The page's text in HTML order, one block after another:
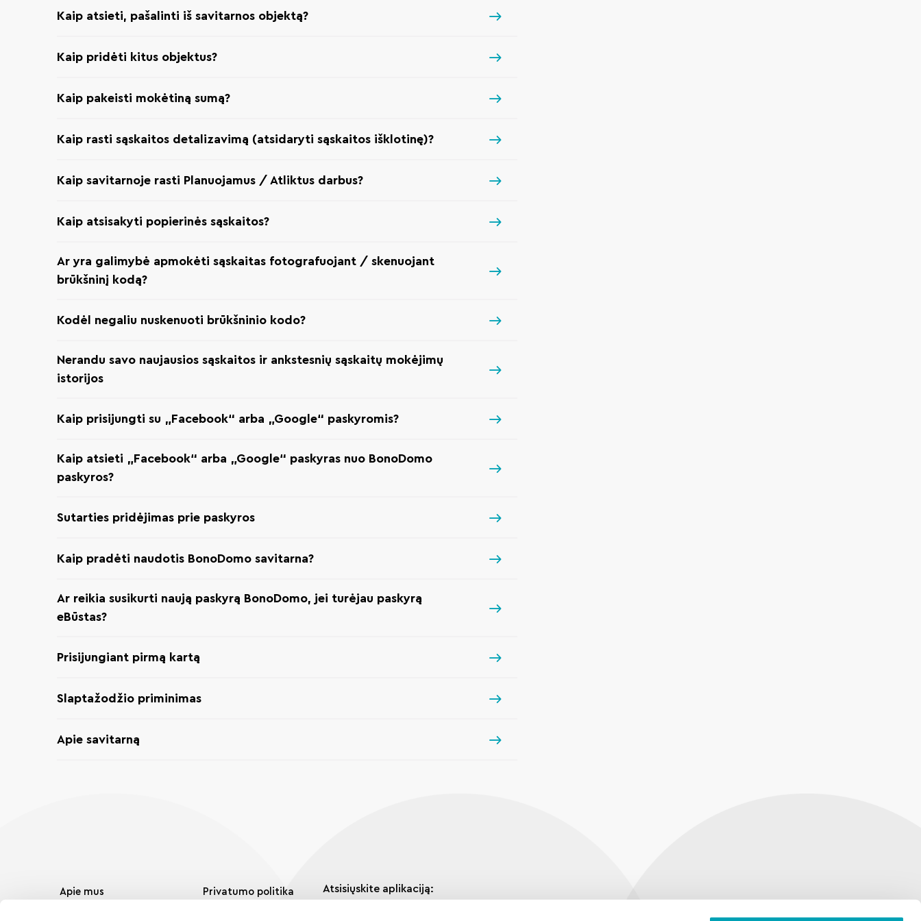
Kaip atsieti, pašalinti iš savitarnos objektą?
Kaip pridėti kitus objektus?
Kaip pakeisti mokėtiną sumą?
Kaip rasti sąskaitos detalizavimą (atsidaryti sąskaitos išklotinę)?
Kaip savitarnoje rasti Planuojamus / Atliktus darbus?
Kaip atsisakyti popierinės sąskaitos?
Ar yra galimybė apmokėti sąskaitas fotografuojant / skenuojant
brūkšninį kodą?
Kodėl negaliu nuskenuoti brūkšninio kodo?
Nerandu savo naujausios sąskaitos ir ankstesnių sąskaitų mokėjimų
istorijos
Kaip prisijungti su „Facebook“ arba „Google“ paskyromis?
Kaip atsieti „Facebook“ arba „Google“ paskyras nuo BonoDomo
paskyros?
Sutarties pridėjimas prie paskyros
Kaip pradėti naudotis BonoDomo savitarna?
Ar reikia susikurti naują paskyrą BonoDomo, jei turėjau paskyrą
eBūstas?
Prisijungiant pirmą kartą
Slaptažodžio priminimas
Apie savitarną
Apie mus Privatumo politika Atsisiųskite aplikaciją: